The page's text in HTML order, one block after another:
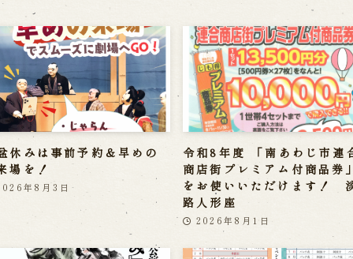
休みは事前予約＆早めの
場を！
年8月3日
令和8年度 「南あわじ市連
商店街プレミアム付商品券
をお使いいただけます！
路人形座
2026年8月1日